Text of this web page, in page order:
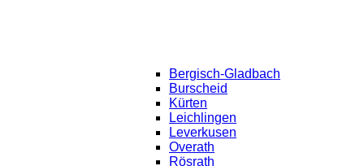
Bergisch-Gladbach
Burscheid
Kürten
Leichlingen
Leverkusen
Overath
Rösrath